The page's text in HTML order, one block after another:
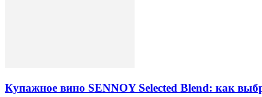
Купажное вино SENNOY Selected Blend: как